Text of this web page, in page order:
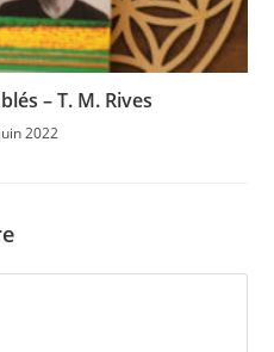
– T. M. Rives
2022